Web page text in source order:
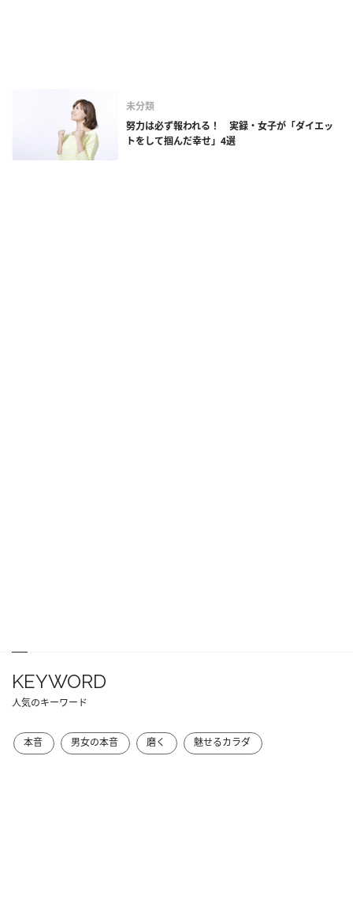
未分類
努力は必ず報われる！ 実録・女子が「ダイエッ
トをして掴んだ幸せ」4選
KEYWORD
人気のキーワード
本音 男女の本音 磨く 魅せるカラダ